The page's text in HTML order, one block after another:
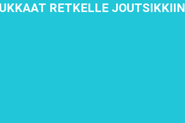
RETKELLE JOUTSIKKIIN